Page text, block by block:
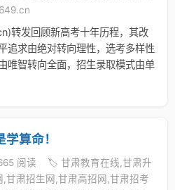
转发回顾新高考十年历程，其改
追求由绝对转向理性，选考多样性
唯智转向全面，招生录取模式由单
算命！
阅读
🏷️ 甘肃教育在线,甘肃升
甘肃招生网,甘肃高招网,甘肃招考